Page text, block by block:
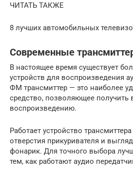
ЧИТАТЬ ТАКЖЕ
8 лучших автомобильных
Современные
В настоящее время существует
устройств для воспроизведения
ФМ трансмиттер — это наиболее
средство, позволяющее получить
воспроизведению.
Работает устройство
отверстия прикуривателя и
фонарик. Для точного выбора
тем, как работают аудио